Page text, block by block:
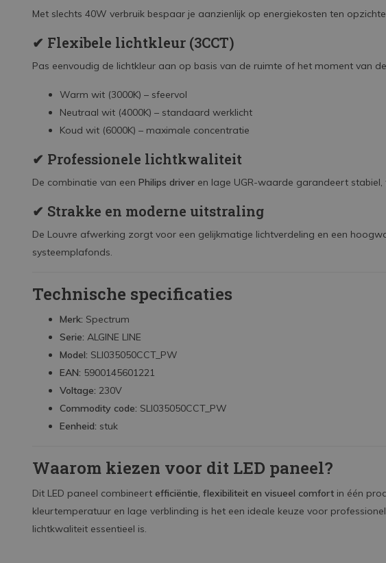
Met slechts 40W verbruik bespaar je aanzienlijk op energiekosten ten
✔ Flexibele lichtkleur (3CCT)
Pas eenvoudig de lichtkleur aan op basis van de ruimte of het moment van
Warm wit (3000K) – sfeervol
Neutraal wit (4000K) – standaard werklicht
Koud wit (6000K) – maximale concentratie
✔ Professionele lichtkwaliteit
De combinatie van een Philips driver en lage UGR-waarde garandeert
✔ Strakke en moderne uitstraling
De Louvre afwerking zorgt voor een gelijkmatige lichtverdeling en een
systeemplafonds.
Technische specificaties
Merk: Spectrum
Serie: ALGINE LINE
Model: SLI035050CCT_PW
EAN: 5900145601221
Voltage: 230V
Commodity code: SLI035050CCT_PW
Eenheid: stuk
Waarom kiezen voor dit LED paneel?
Dit LED paneel combineert efficiëntie, flexibiliteit en visueel comfort in één
kleurtemperatuur en lage verblinding is het een ideale keuze voor
lichtkwaliteit essentieel is.